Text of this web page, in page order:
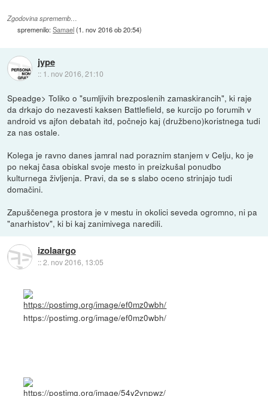
Zgodovina sprememb…
spremenilo:Samael(1. nov 2016 ob 20:54)
jype
:: 1. nov 2016, 21:10
Speadge> Toliko o "sumljivih brezposlenih zamaskirancih", ki raje
da drkajo do nezavesti kaksen Battlefield, se kurcijo po forumih v
android vs ajfon debatah itd, počnejo kaj (družbeno)koristnega tudi
za nas ostale.
Kolega je ravno danes jamral nad poraznim stanjem v Celju, ko je
po nekaj časa obiskal svoje mesto in preizkušal ponudbo
kulturnega življenja. Pravi, da se s slabo oceno strinjajo tudi
domačini.
Zapuščenega prostora je v mestu in okolici seveda ogromno, ni pa
"anarhistov", ki bi kaj zanimivega naredili.
izolaargo
::2. nov 2016, 13:05
https://postimg.org/image/ef0mz0wbh/